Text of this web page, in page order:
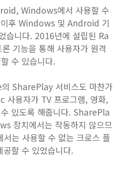
Windows에서 사용할 수
후 Windows 및 Android 기
습니다. 2016년에 설립된 Ra
기능을 통해 사용자가 원격
수 있습니다.
SharePlay 서비스도 마찬가
용자가 TV 프로그램, 영화,
있도록 해줍니다. SharePla
장치에서는 작동하지 않으므
는 사용할 수 없는 크로스 플
할 수 있었습니다.